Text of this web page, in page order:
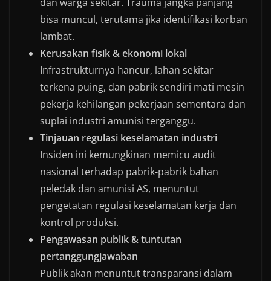
dan warga sekitar. Trauma jangka panjang
bisa muncul, terutama jika identifikasi korban
lambat.
Kerusakan fisik & ekonomi lokal
Infrastrukturnya hancur, lahan sekitar
terkena puing, dan pabrik sendiri mati mesin
pekerja kehilangan pekerjaan sementara dan
suplai industri amunisi terganggu.
Tinjauan regulasi keselamatan industri
Insiden ini kemungkinan memicu audit
nasional terhadap pabrik-pabrik bahan
peledak dan amunisi AS, menuntut
pengetatan regulasi keselamatan kerja dan
kontrol produksi.
Pengawasan publik & tuntutan
pertanggungjawaban
Publik akan menuntut transparansi dalam